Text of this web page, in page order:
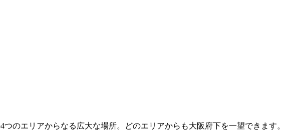
のエリアからなる広大な場所。どのエリアからも大阪府下を一望できます。